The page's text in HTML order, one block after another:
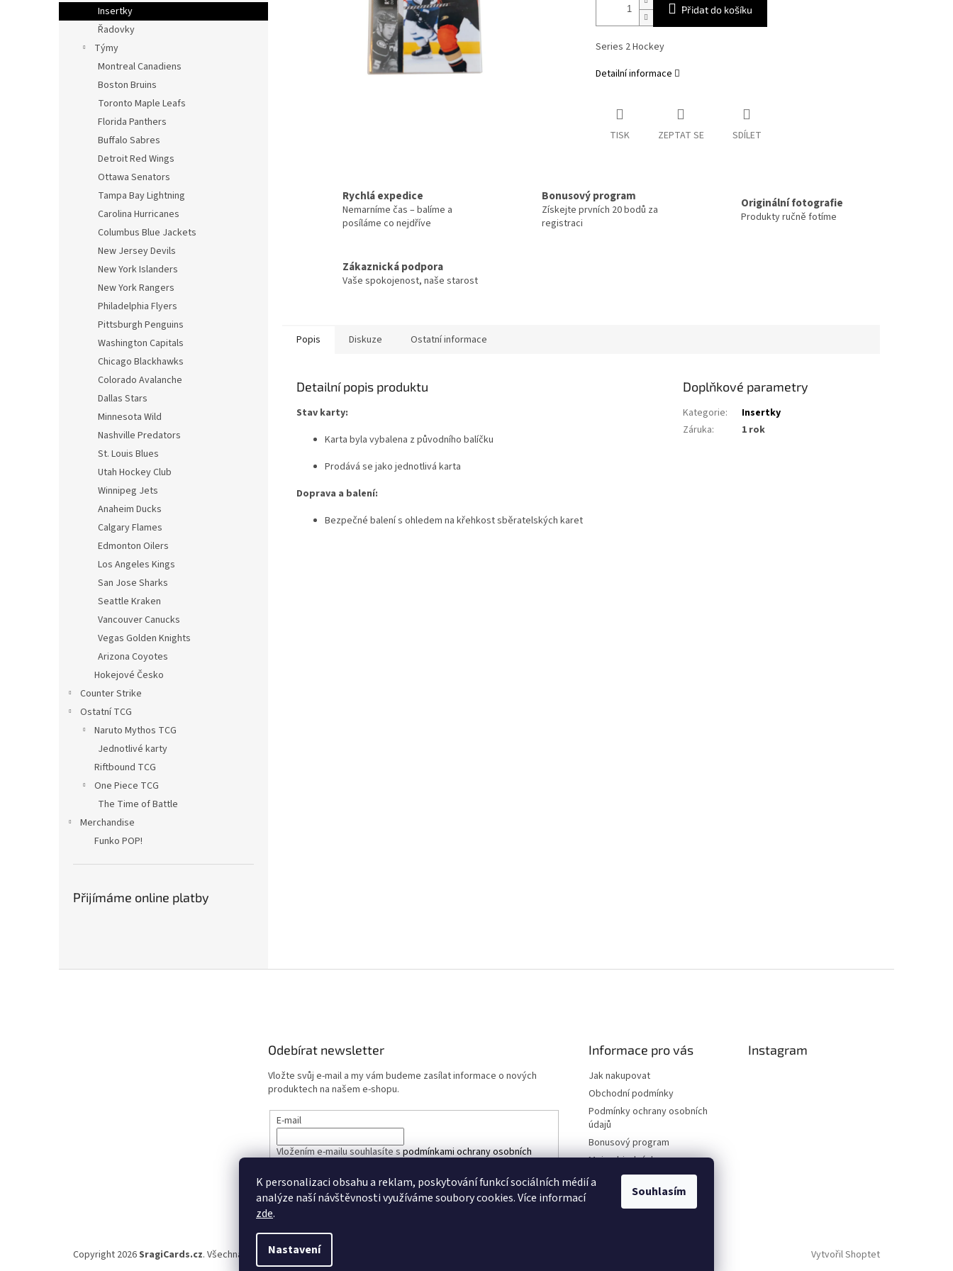
K personalizaci obsahu a reklam, poskytování funkcí sociálních médií a
analýze naší návštěvnosti využíváme soubory cookies. Více informací
zde.
Nastavení
Souhlasím
n
e
Insertky
Řadovky
Týmy
Montreal Canadiens
Boston Bruins
Toronto Maple Leafs
Florida Panthers
Buffalo Sabres
Detroit Red Wings
Ottawa Senators
Tampa Bay Lightning
Carolina Hurricanes
Columbus Blue Jackets
New Jersey Devils
New York Islanders
New York Rangers
Philadelphia Flyers
Pittsburgh Penguins
Washington Capitals
Chicago Blackhawks
Colorado Avalanche
Dallas Stars
Minnesota Wild
Nashville Predators
St. Louis Blues
Utah Hockey Club
Winnipeg Jets
Anaheim Ducks
Calgary Flames
Edmonton Oilers
Los Angeles Kings
San Jose Sharks
Seattle Kraken
Vancouver Canucks
Vegas Golden Knights
Arizona Coyotes
Hokejové Česko
Counter Strike
Ostatní TCG
Naruto Mythos TCG
Jednotlivé karty
Riftbound TCG
One Piece TCG
The Time of Battle
Merchandise
Funko POP!
Přijímáme online platby
Přidat do košíku
Series 2 Hockey
Detailní informace
TISK ZEPTAT SE SDÍLET
Rychlá expedice
Nemarníme čas – balíme a
posíláme co nejdříve
Bonusový program
Získejte prvních 20 bodů za
registraci
Originální fotografie
Produkty ručně fotíme
Zákaznická podpora
Vaše spokojenost, naše starost
Popis Diskuze Ostatní informace
Detailní popis produktu
Stav karty:
Karta byla vybalena z původního balíčku
Prodává se jako jednotlivá karta
Doprava a balení:
Bezpečné balení s ohledem na křehkost sběratelských karet
Doplňkové parametry
Kategorie:
Insertky
Záruka: 1 rok
Odebírat newsletter
Vložte svůj e-mail a my vám budeme zasílat informace o nových
produktech na našem e-shopu.
E-mail
Vložením e-mailu souhlasíte spodmínkami ochrany osobních
PŘIHLÁSIT SE
Informace pro vás
Jak nakupovat
Obchodní podmínky
Podmínky ochrany osobních
údajů
Bonusový program
Moje objednávka
Instagram
Vytvořil Shoptet
Copyright 2026SragiCards.cz. Všechna práva vyhrazena.